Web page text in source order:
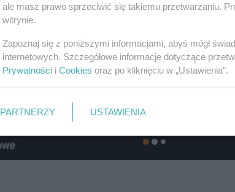
ale masz prawo sprzeciwić się takiemu przetwarzaniu.
witrynie.
Zapoznaj się z poniższymi informacjami, abyś mógł
internetowych. Szczegółowe informacje dotyczące
Prywatności i Cookies oraz po kliknięciu w „Ustawienia”.
PARTNERZY USTAWIENIA